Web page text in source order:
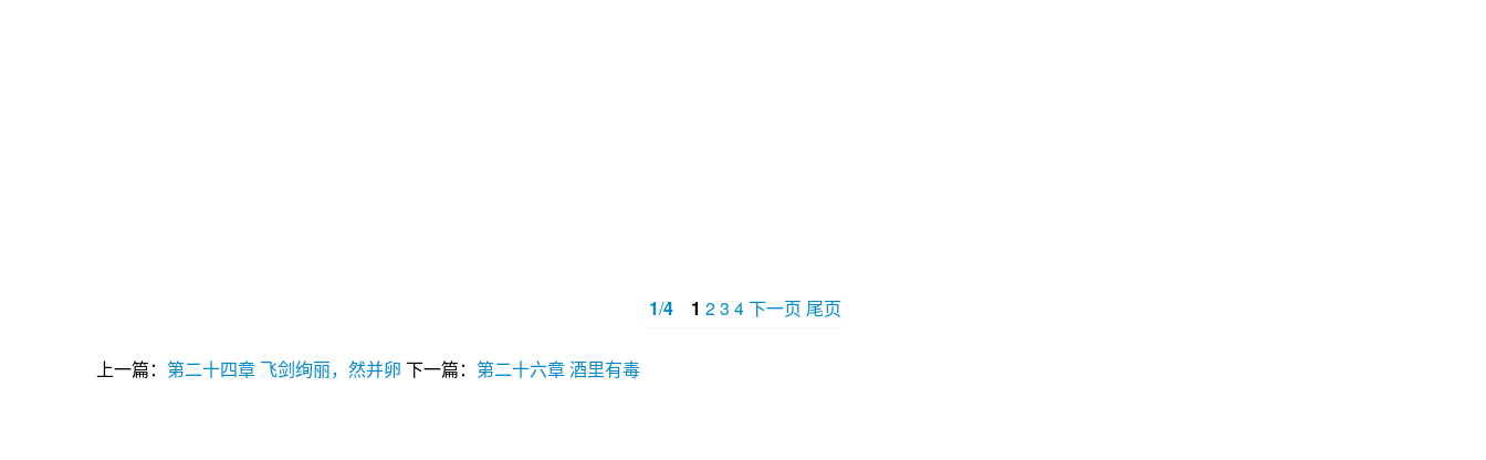
1/4 1 23 4下一页 尾页
上一篇： 第二十四章 飞剑绚丽，然并卵 下一篇： 第二十六章 酒里有毒